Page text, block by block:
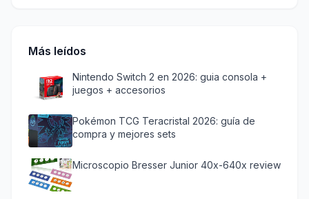
Más leídos
Nintendo Switch 2 en 2026: guia consola +
juegos + accesorios
Pokémon TCG Teracristal 2026: guía de
compra y mejores sets
Microscopio Bresser Junior 40x-640x review